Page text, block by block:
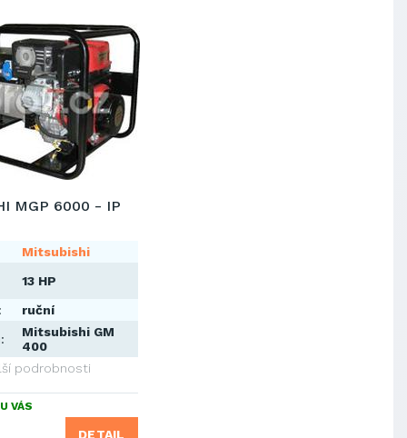
MGP 6000 - IP
Mitsubishi
13 HP
ruční
Mitsubishi GM
400
podrobnosti
VÁS
DETAIL